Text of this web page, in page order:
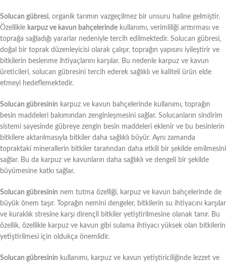
Solucan gübresi, organik tarımın vazgeçilmez bir unsuru haline gelmiştir.
Özellikle karpuz ve kavun bahçelerinde kullanımı, verimliliği arttırması ve
toprağa sağladığı yararlar nedeniyle tercih edilmektedir. Solucan gübresi,
doğal bir toprak düzenleyicisi olarak çalışır, toprağın yapısını iyileştirir ve
bitkilerin beslenme ihtiyaçlarını karşılar. Bu nedenle karpuz ve kavun
üreticileri, solucan gübresini tercih ederek sağlıklı ve kaliteli ürün elde
etmeyi hedeflemektedir.
Solucan gübresinin karpuz ve kavun bahçelerinde kullanımı, toprağın
besin maddeleri bakımından zenginleşmesini sağlar. Solucanların sindirim
sistemi sayesinde gübreye zengin besin maddeleri eklenir ve bu besinlerin
bitkilere aktarılmasıyla bitkiler daha sağlıklı büyür. Aynı zamanda
topraktaki minerallerin bitkiler tarafından daha etkili bir şekilde emilmesini
sağlar. Bu da karpuz ve kavunların daha sağlıklı ve dengeli bir şekilde
büyümesine katkı sağlar.
Solucan gübresinin nem tutma özelliği, karpuz ve kavun bahçelerinde de
büyük önem taşır. Toprağın nemini dengeler, bitkilerin su ihtiyacını karşılar
ve kuraklık stresine karşı dirençli bitkiler yetiştirilmesine olanak tanır. Bu
özellik, özellikle karpuz ve kavun gibi sulama ihtiyacı yüksek olan bitkilerin
yetiştirilmesi için oldukça önemlidir.
Solucan gübresinin kullanımı, karpuz ve kavun yetiştiriciliğinde lezzet ve